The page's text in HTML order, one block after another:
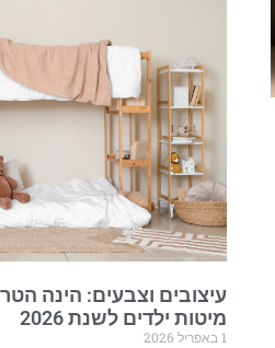
עיצובים וצבעים: הינה
מיטות ילדים לשנת 2026
1 באפריל 2026